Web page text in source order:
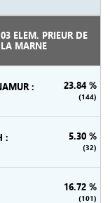
03 ELEM. PRIEUR DE
LA MARNE
23.84 %
(144)
5.30 %
(32)
16.72 %
(101)